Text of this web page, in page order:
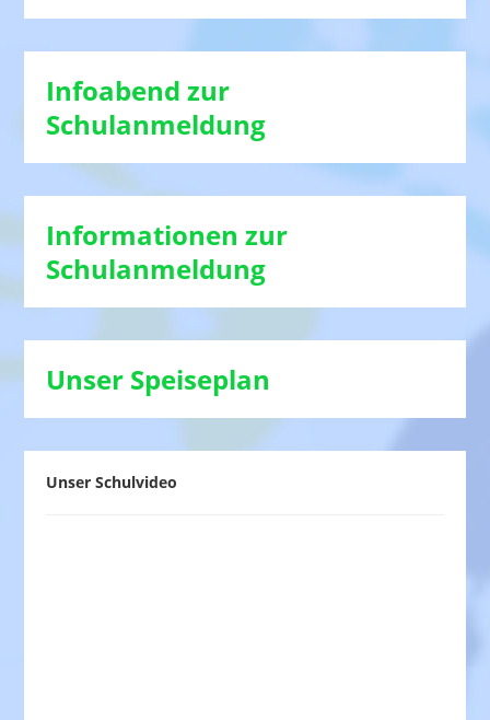
Infoabend zur
Schulanmeldung
Informationen zur
Schulanmeldung
Unser Speiseplan
Unser Schulvideo